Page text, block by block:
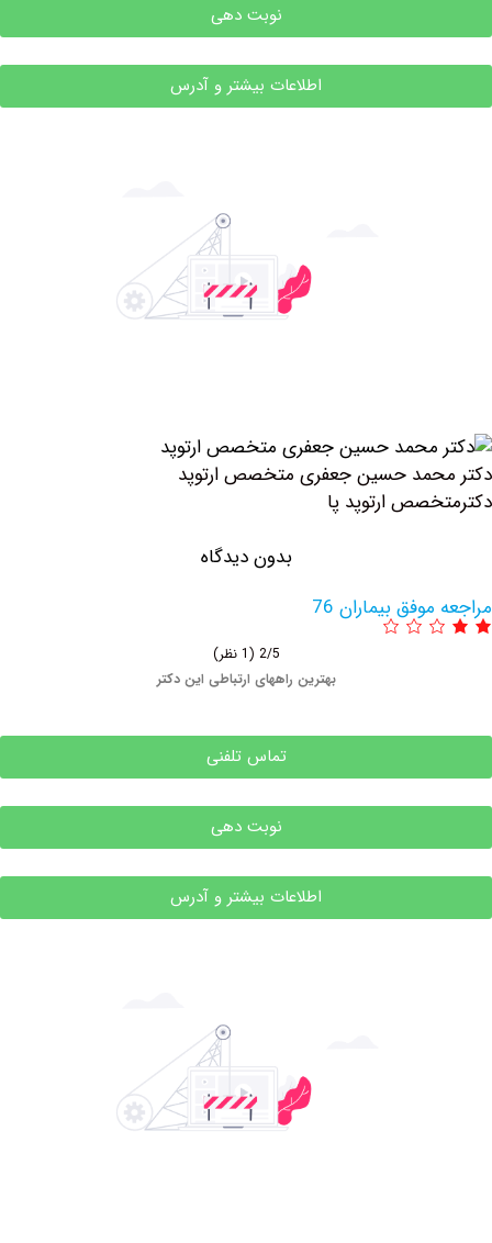
نوبت دهی
اطلاعات بیشتر و آدرس
حسین جعفری متخصص ارتوپد
ارتوپد پا
بدون دیدگاه
بیماران 76
بهترین راههای ارتباطی این دکتر
تماس تلفنی
نوبت دهی
اطلاعات بیشتر و آدرس